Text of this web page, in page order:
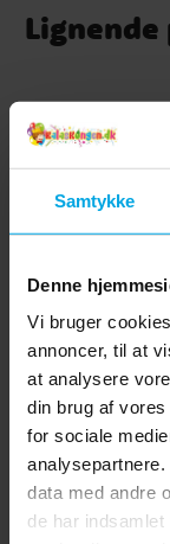
Samtykke
Denne
Vi bruger
annoncer, til at
at analysere
din brug af
for sociale
data med andre
de har
Minecraft -
8-24
Nupris: 149 kr.
pris:
149 kr.
GÅ